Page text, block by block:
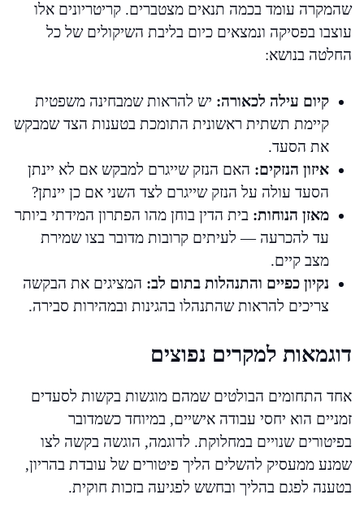
שהמקרה עומד בכמה תנאים מצטברים. קריטריונים אלו
עוצבו בפסיקה ונמצאים כיום בליבת השיקולים של כל
החלטה בנושא:
קיום עילה לכאורה: יש להראות שמבחינה משפטית
קיימת תשתית ראשונית התומכת בטענות הצד שמבקש
את הסעד.
איזון הנזקים: האם הנזק שייגרם למבקש אם לא יינתן
הסעד עולה על הנזק שייגרם לצד השני אם כן יינתן?
מאזן הנוחות: בית הדין בוחן מהו הפתרון המידתי ביותר
עד להכרעה — לעיתים קרובות מדובר בצו שמירת
מצב קיים.
נקיון כפיים והתנהלות בתום לב: המציגים את הבקשה
צריכים להראות שהתנהלו בהגינות ובמהירות סבירה.
דוגמאות למקרים נפוצים
אחד התחומים הבולטים שמהם מוגשות בקשות לסעדים
זמניים הוא יחסי עבודה אישיים, במיוחד כשמדובר
בפיטורים שנויים במחלוקת. לדוגמה, הוגשה בקשה לצו
שמנע ממעסיק להשלים הליך פיטורים של עובדת בהריון,
בטענה לפגם בהליך ובחשש לפגיעה בזכות חוקית.